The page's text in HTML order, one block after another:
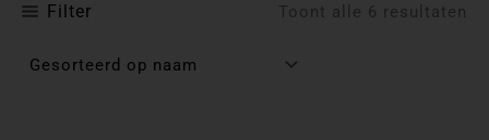
Filter Toont alle 6 resultaten